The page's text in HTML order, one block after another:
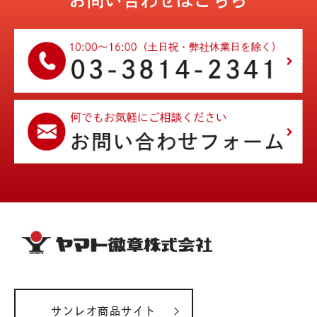
サンレオ商品サイト